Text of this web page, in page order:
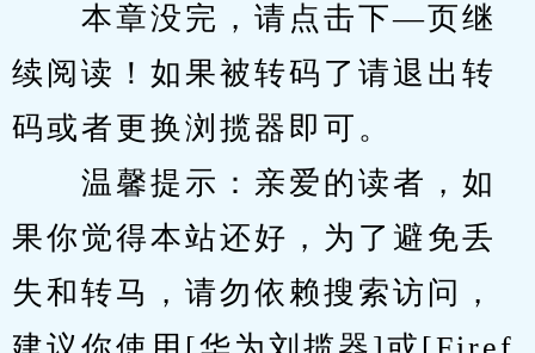
本章没完，请点击下—页继
续阅读！如果被转码了请退出转
码或者更换浏揽器即可。
温馨提示：亲爱的读者，如
果你觉得本站还好，为了避免丢
失和转马，请勿依赖搜索访问，